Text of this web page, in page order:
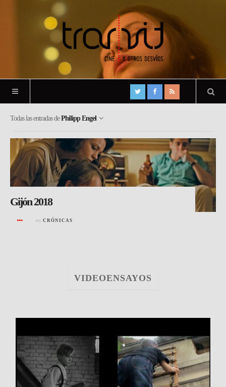
Todas las entradas dePhilipp Engel
Gijón 2018
en CRÓNICAS
VIDEOENSAYOS